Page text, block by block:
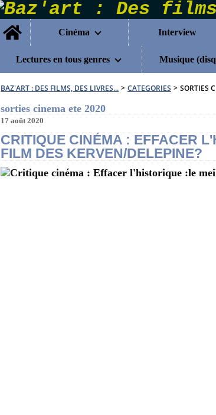
Home
Cinéma
Interview
Lectures en tous genres Musique
BAZ'ART : DES FILMS, DES LIVRES... > CATEGORIES > SORTIES
sorties cinema ete 2020
17 août 2020
CRITIQUE CINÉMA : EFFACER
FILM DES KERVEN/DELEPINE?